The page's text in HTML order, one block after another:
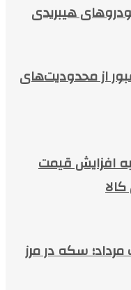
هیبریدی
از محدودیت‌های
به افزایش قیمت
سکه در مرز